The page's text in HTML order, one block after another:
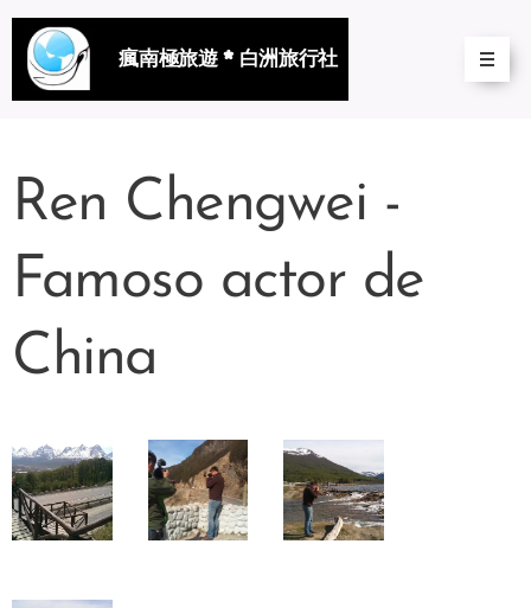
瘋南極旅遊 * 白洲旅行社
Ren Chengwei -
Famoso actor de
China